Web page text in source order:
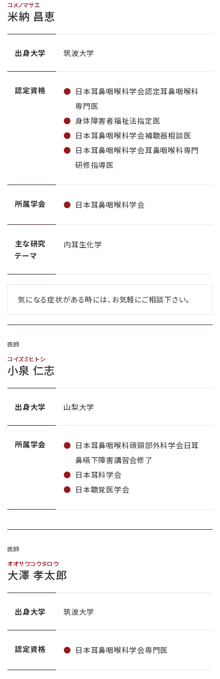
コメノマサエ
米納 昌恵
出身大学 筑波大学
認定資格
日本耳鼻咽喉科学会認定耳鼻咽喉科
専門医
身体障害者福祉法指定医
日本耳鼻咽喉科学会補聴器相談医
日本耳鼻咽喉科学会耳鼻咽喉科専門
研修指導医
所属学会 日本耳鼻咽喉科学会
主な研究
テーマ
内耳生化学
気になる症状がある時には、お気軽にご相談下さい。
医師
コイズミヒトシ
小泉 仁志
出身大学 山梨大学
所属学会
日本耳鼻咽喉科頭頸部外科学会日耳
鼻嚥下障害講習会修了
日本耳科学会
日本聴覚医学会
医師
オオサワコウタロウ
大澤 孝太郎
出身大学 筑波大学
認定資格 日本耳鼻咽喉科学会専門医